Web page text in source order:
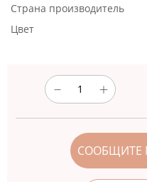
Страна производитель
Цвет
СООБЩИТЕ